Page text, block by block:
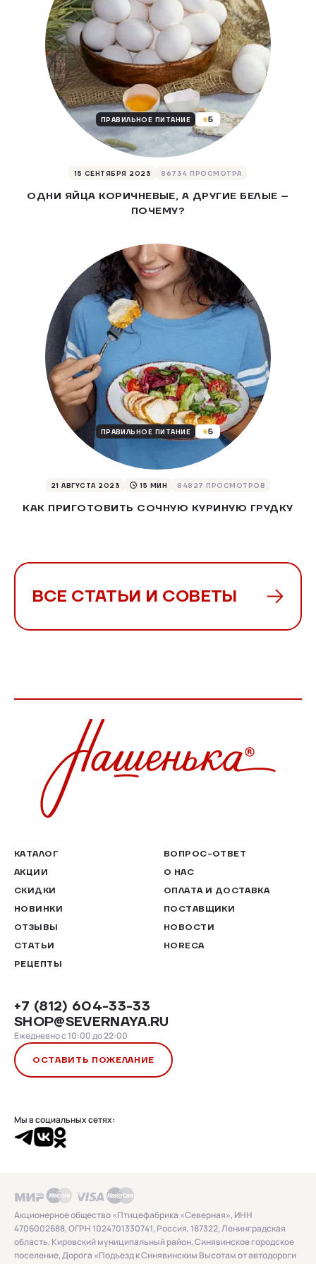
ПРАВИЛЬНОЕ ПИТАНИЕ 5
15 СЕНТЯБРЯ 2023 86734 ПРОСМОТРА
ОДНИ ЯЙЦА КОРИЧНЕВЫЕ, А ДРУГИЕ БЕЛЫЕ –
ПОЧЕМУ?
ПРАВИЛЬНОЕ ПИТАНИЕ 5
21 АВГУСТА 2023 15 МИН 84827 ПРОСМОТРОВ
КАК ПРИГОТОВИТЬ СОЧНУЮ КУРИНУЮ ГРУДКУ
ВСЕ СТАТЬИ И СОВЕТЫ
КАТАЛОГ
АКЦИИ
СКИДКИ
НОВИНКИ
ОТЗЫВЫ
СТАТЬИ
РЕЦЕПТЫ
ВОПРОС-ОТВЕТ
О НАС
ОПЛАТА И ДОСТАВКА
ПОСТАВЩИКИ
НОВОСТИ
HORECA
Мы в социальных сетях:
+7 (812) 604-33-33
SHOP@SEVERNAYA.RU
Ежедневно с 10:00 до 22:00
ОСТАВИТЬ ПОЖЕЛАНИЕ
Акционерное общество «Птицефабрика «Северная», ИНН
4706002688, ОГРН 1024701330741, Россия, 187322, Ленинградская
область, Кировский муниципальный район, Синявинское городское
поселение, Дорога «Подъезд к Синявинским Высотам от автодороги